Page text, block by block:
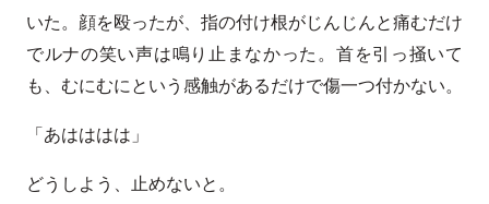
いた。顔を殴ったが、指の付け根がじんじんと痛むだけ
でルナの笑い声は鳴り止まなかった。首を引っ掻いて
も、むにむにという感触があるだけで傷一つ付かない。
「あはははは」
どうしよう、止めないと。